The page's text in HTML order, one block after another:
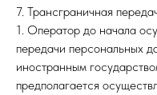
7. Трансграничная
1. Оператор до начала
передачи персональных
иностранным
предполагается